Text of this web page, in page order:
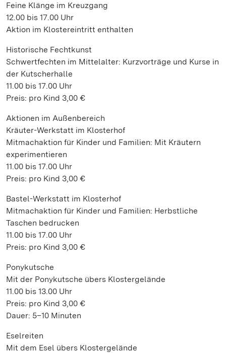
Feine Klänge im Kreuzgang
12.00 bis 17.00 Uhr
Aktion im Klostereintritt enthalten
Historische Fechtkunst
Schwertfechten im Mittelalter: Kurzvorträge und Kurse in
der Kutscherhalle
11.00 bis 17.00 Uhr
Preis: pro Kind 3,00 €
Aktionen im Außenbereich
Kräuter-Werkstatt im Klosterhof
Mitmachaktion für Kinder und Familien: Mit Kräutern
experimentieren
11.00 bis 17.00 Uhr
Preis: pro Kind 3,00 €
Bastel-Werkstatt im Klosterhof
Mitmachaktion für Kinder und Familien: Herbstliche
Taschen bedrucken
11.00 bis 17.00 Uhr
Preis: pro Kind 3,00 €
Ponykutsche
Mit der Ponykutsche übers Klostergelände
11.00 bis 13.00 Uhr
Preis: pro Kind 3,00 €
Dauer: 5–10 Minuten
Eselreiten
Mit dem Esel übers Klostergelände